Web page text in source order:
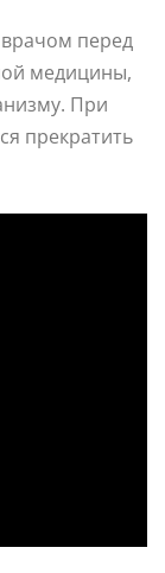
врачом перед
медицины,
При
прекратить